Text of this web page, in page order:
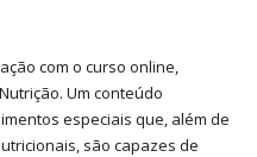
com o curso online,
Um conteúdo
especiais que, além de
são capazes de